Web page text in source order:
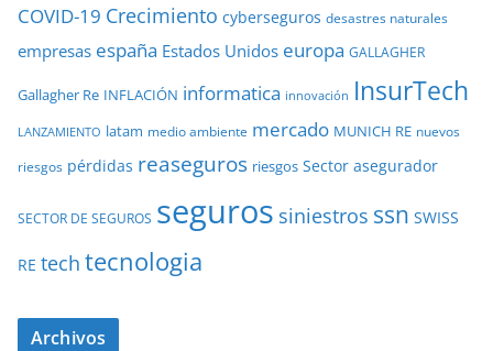
COVID-19 Crecimiento cyberseguros desastres naturales
empresas españa Estados Unidos europa GALLAGHER
Gallagher Re INFLACIÓN informatica innovación InsurTech
LANZAMIENTO latam medio ambiente mercado MUNICH RE nuevos
riesgos pérdidas reaseguros riesgos Sector asegurador
SECTOR DE SEGUROS seguros siniestros ssn SWISS
RE tech tecnologia
Archivos